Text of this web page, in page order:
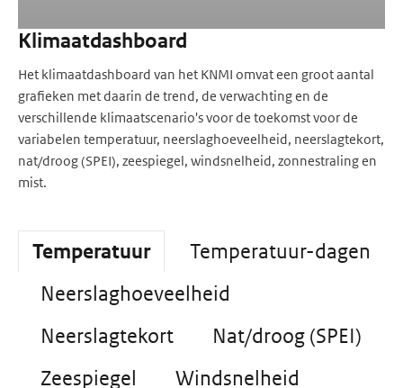
Klimaatdashboard
Het klimaatdashboard van het KNMI omvat een groot aantal
grafieken met daarin de trend, de verwachting en de
verschillende klimaatscenario's voor de toekomst voor de
variabelen temperatuur, neerslaghoeveelheid, neerslagtekort,
nat/droog (SPEI), zeespiegel, windsnelheid, zonnestraling en
mist.
Temperatuur
Temperatuur-dagen
Neerslaghoeveelheid
Neerslagtekort
Nat/droog (SPEI)
Zeespiegel
Windsnelheid